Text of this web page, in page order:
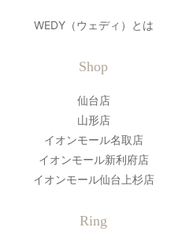
WEDY（ウェディ）とは
Shop
仙台店
山形店
イオンモール名取店
イオンモール新利府店
イオンモール仙台上杉店
Ring